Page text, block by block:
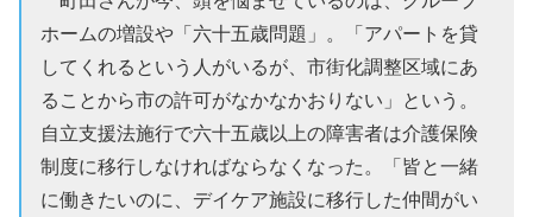
ホームの増設や「六十五歳問題」。「アパートを貸
してくれるという人がいるが、市街化調整区域にあ
ることから市の許可がなかなかおりない」という。
自立支援法施行で六十五歳以上の障害者は介護保険
制度に移行しなければならなくなった。「皆と一緒
に働きたいのに、デイケア施設に移行した仲間がい